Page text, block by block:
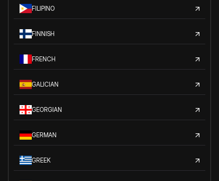
FILIPINO
FINNISH
FRENCH
GALICIAN
GEORGIAN
GERMAN
GREEK